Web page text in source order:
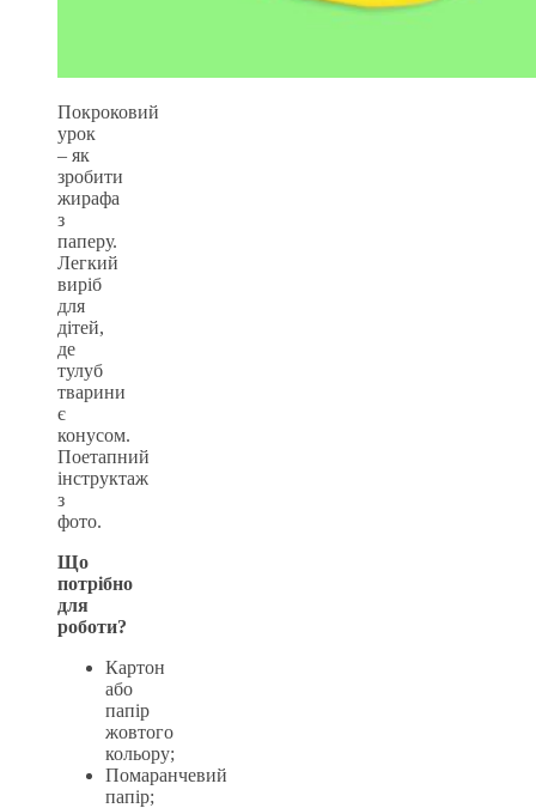
Покроковий
урок
– як
зробити
жирафа
з
паперу.
Легкий
виріб
для
дітей,
де
тулуб
тварини
є
конусом.
Поетапний
інструктаж
з
фото.
Що
потрібно
для
роботи?
Картон
або
папір
жовтого
кольору;
Помаранчевий
папір;